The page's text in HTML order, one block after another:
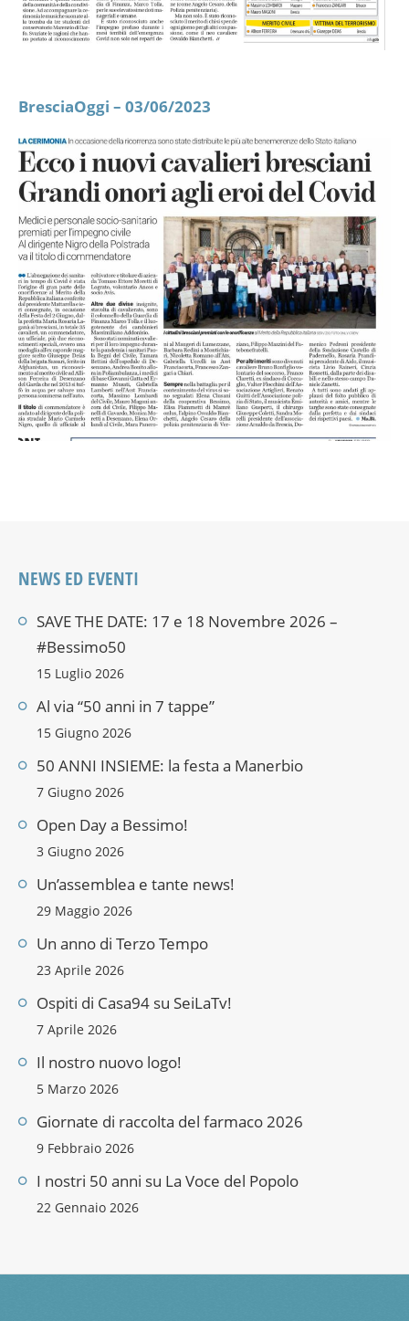
BresciaOggi – 03/06/2023
NEWS ED EVENTI
SAVE THE DATE: 17 e 18 Novembre 2026 –
#Bessimo50
15 Luglio 2026
Al via “50 anni in 7 tappe”
15 Giugno 2026
50 ANNI INSIEME: la festa a Manerbio
7 Giugno 2026
Open Day a Bessimo!
3 Giugno 2026
Un’assemblea e tante news!
29 Maggio 2026
Un anno di Terzo Tempo
23 Aprile 2026
Ospiti di Casa94 su SeiLaTv!
7 Aprile 2026
Il nostro nuovo logo!
5 Marzo 2026
Giornate di raccolta del farmaco 2026
9 Febbraio 2026
I nostri 50 anni su La Voce del Popolo
22 Gennaio 2026